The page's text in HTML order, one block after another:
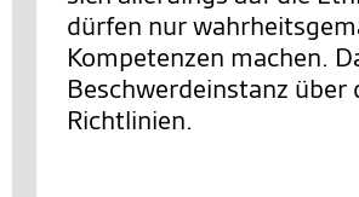
dürfen nur
Kompetenzen machen.
Beschwerdeinstanz über
Richtlinien.